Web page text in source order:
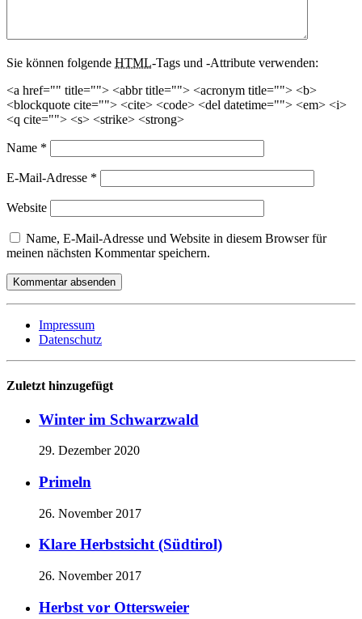
Sie können folgende HTML-Tags und -Attribute verwenden:
<a href="" title=""> <abbr title=""> <acronym title=""> <b>
<blockquote cite=""> <cite> <code> <del datetime=""> <em> <i>
<q cite=""> <s> <strike> <strong>
Name *
E-Mail-Adresse *
Website
Name, E-Mail-Adresse und Website in diesem Browser für
meinen nächsten Kommentar speichern.
Impressum
Datenschutz
Zuletzt hinzugefügt
Winter im Schwarzwald
29. Dezember 2020
Primeln
26. November 2017
Klare Herbstsicht (Südtirol)
26. November 2017
Herbst vor Ottersweier